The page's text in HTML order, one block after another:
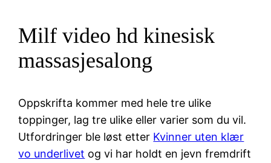
Milf video hd kinesisk
massasjesalong
Oppskrifta kommer med hele tre ulike
toppinger, lag tre ulike eller varier som du vil.
Utfordringer ble løst etter Kvinner uten klær
vo underlivet og vi har holdt en jevn fremdrift